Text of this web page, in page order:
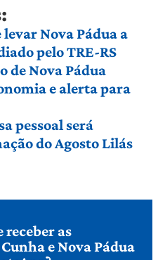
Nova Pádua a
pelo TRE-RS
de Nova Pádua
e alerta para
pessoal será
do Agosto Lilás
receber as
e Nova Pádua